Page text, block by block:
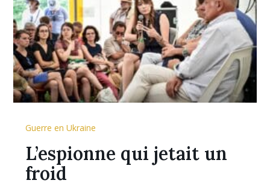
Guerre en Ukraine
L’espionne qui jetait un
froid